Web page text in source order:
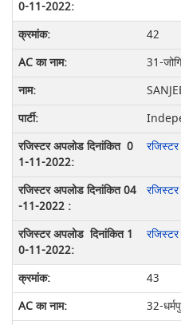
42
31-
रजिस्टर
रजिस्टर
रजिस्टर
43
32-